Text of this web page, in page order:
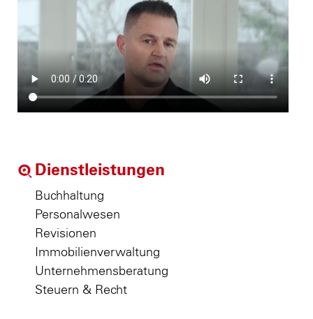
Dienstleistungen
Buchhaltung
Personalwesen
Revisionen
Immobilienverwaltung
Unternehmensberatung
Steuern & Recht